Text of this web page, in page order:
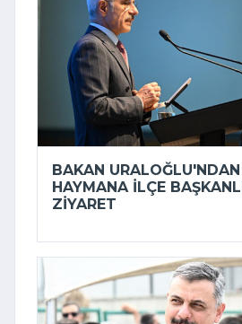
BAKAN
HAYMANA İLÇE
ZIYARET